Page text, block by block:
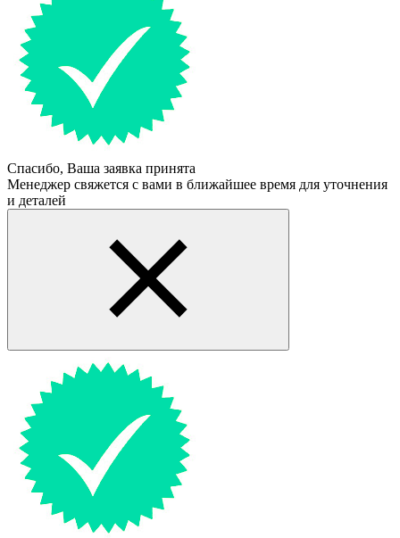
Спасибо, Ваша заявка принята
Менеджер свяжется с вами в ближайшее время для уточнения
и деталей